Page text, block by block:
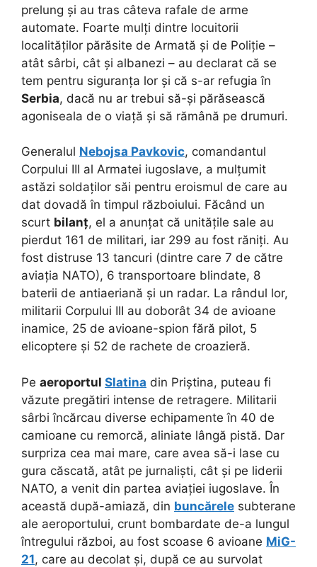
prelung și au tras câteva rafale de arme
automate. Foarte mulți dintre locuitorii
localităților părăsite de Armată și de Poliție –
atât sârbi, cât și albanezi – au declarat că se
tem pentru siguranța lor și că s-ar refugia în
Serbia, dacă nu ar trebui să-și părăsească
agoniseala de o viață și să rămână pe drumuri.
Generalul Nebojsa Pavkovic, comandantul
Corpului III al Armatei iugoslave, a mulțumit
astăzi soldaților săi pentru eroismul de care au
dat dovadă în timpul războiului. Făcând un
scurt bilanț, el a anunțat că unitățile sale au
pierdut 161 de militari, iar 299 au fost răniți. Au
fost distruse 13 tancuri (dintre care 7 de către
aviația NATO), 6 transportoare blindate, 8
baterii de antiaeriană și un radar. La rândul lor,
militarii Corpului III au doborât 34 de avioane
inamice, 25 de avioane-spion fără pilot, 5
elicoptere și 52 de rachete de croazieră.
Pe aeroportul Slatina din Priștina, puteau fi
văzute pregătiri intense de retragere. Militarii
sârbi încărcau diverse echipamente în 40 de
camioane cu remorcă, aliniate lângă pistă. Dar
surpriza cea mai mare, care avea să-i lase cu
gura căscată, atât pe jurnaliști, cât și pe liderii
NATO, a venit din partea aviației iugoslave. În
această după-amiază, din buncărele subterane
ale aeroportului, crunt bombardate de-a lungul
întregului război, au fost scoase 6 avioane MiG-
21, care au decolat și, după ce au survolat